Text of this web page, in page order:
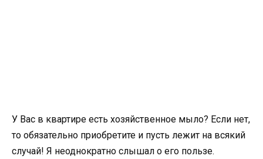
У Вас в квартире есть хозяйственное мыло? Если нет,
то обязательно приобретите и пусть лежит на всякий
случай! Я неоднократно слышал о его пользе.